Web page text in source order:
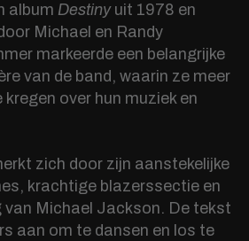
album Destinyuit 1978 en
Michael en Randy
markeerde een belangrijke
van de band, waarin ze meer
over hun muziek en
zich door zijn aanstekelijke
krachtige blazerssectie en
van Michael Jackson. De tekst
aan om te dansen en los te